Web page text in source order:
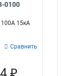
0100
15кА
Сравнить